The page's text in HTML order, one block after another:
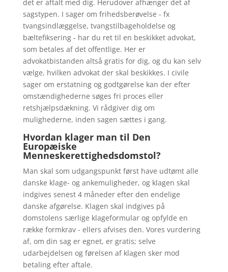
det er aftalt med dig. Herudover afhænger det af
sagstypen. I sager om frihedsberøvelse - fx
tvangsindlæggelse, tvangstilbageholdelse og
bæltefiksering - har du ret til en beskikket advokat,
som betales af det offentlige. Her er
advokatbistanden altså gratis for dig, og du kan selv
vælge, hvilken advokat der skal beskikkes. I civile
sager om erstatning og godtgørelse kan der efter
omstændighederne søges fri proces eller
retshjælpsdækning. Vi rådgiver dig om
mulighederne, inden sagen sættes i gang.
Hvordan klager man til Den
Europæiske
Menneskerettighedsdomstol?
Man skal som udgangspunkt først have udtømt alle
danske klage- og ankemuligheder, og klagen skal
indgives senest 4 måneder efter den endelige
danske afgørelse. Klagen skal indgives på
domstolens særlige klageformular og opfylde en
række formkrav - ellers afvises den. Vores vurdering
af, om din sag er egnet, er gratis; selve
udarbejdelsen og førelsen af klagen sker mod
betaling efter aftale.